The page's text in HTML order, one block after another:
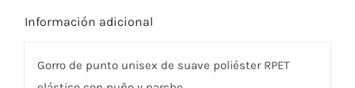
Información adicional
Gorro de punto unisex de suave poliéster RPET